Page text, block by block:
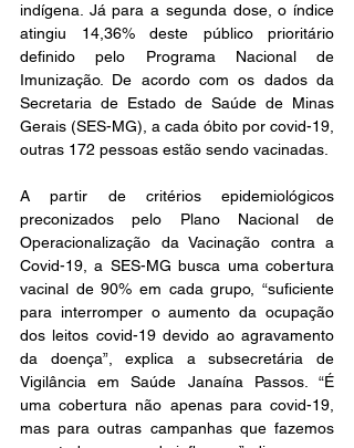
indígena. Já para a segunda dose, o índice
atingiu 14,36% deste público prioritário
definido pelo Programa Nacional de
Imunização. De acordo com os dados da
Secretaria de Estado de Saúde de Minas
Gerais (SES-MG), a cada óbito por covid-19,
outras 172 pessoas estão sendo vacinadas.
A partir de critérios epidemiológicos
preconizados pelo Plano Nacional de
Operacionalização da Vacinação contra a
Covid-19, a SES-MG busca uma cobertura
vacinal de 90% em cada grupo, “suficiente
para interromper o aumento da ocupação
dos leitos covid-19 devido ao agravamento
da doença”, explica a subsecretária de
Vigilância em Saúde Janaína Passos. “É
uma cobertura não apenas para covid-19,
mas para outras campanhas que fazemos